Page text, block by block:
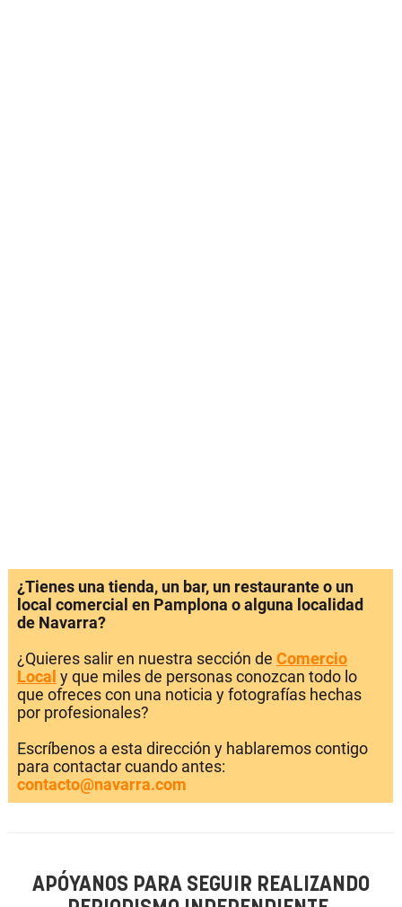
¿Tienes una tienda, un bar, un restaurante o un
local comercial en Pamplona o alguna localidad
de Navarra?
¿Quieres salir en nuestra sección de Comercio
Local y que miles de personas conozcan todo lo
que ofreces con una noticia y fotografías hechas
por profesionales?
Escríbenos a esta dirección y hablaremos contigo
para contactar cuando antes:
contacto@navarra.com
APÓYANOS PARA SEGUIR REALIZANDO